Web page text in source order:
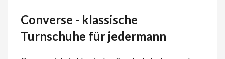
Converse - klassische
Turnschuhe für jedermann